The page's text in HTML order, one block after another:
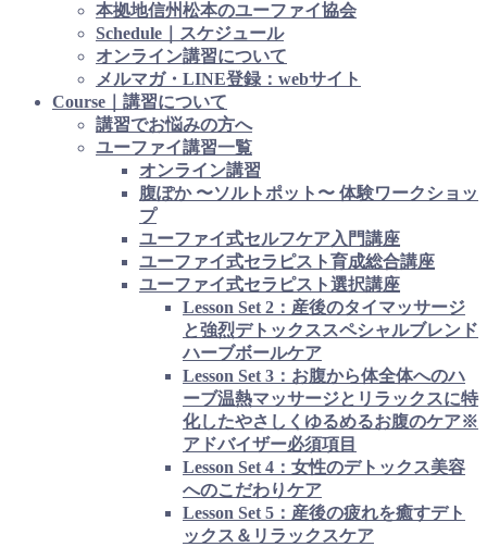
本拠地信州松本のユーファイ協会
Schedule｜スケジュール
オンライン講習について
メルマガ・LINE登録：webサイト
Course｜講習について
講習でお悩みの方へ
ユーファイ講習一覧
オンライン講習
腹ぽか 〜ソルトポット〜 体験ワークショッ
プ
ユーファイ式セルフケア入門講座
ユーファイ式セラピスト育成総合講座
ユーファイ式セラピスト選択講座
Lesson Set 2：産後のタイマッサージ
と強烈デトックススペシャルブレンド
ハーブボールケア
Lesson Set 3：お腹から体全体へのハ
ーブ温熱マッサージとリラックスに特
化したやさしくゆるめるお腹のケア※
アドバイザー必須項目
Lesson Set 4：女性のデトックス美容
へのこだわりケア
Lesson Set 5：産後の疲れを癒すデト
ックス＆リラックスケア